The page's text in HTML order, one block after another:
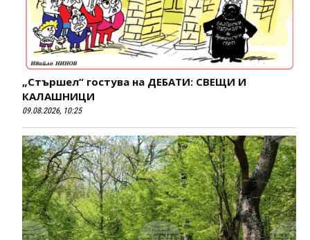
„Стършел“ гостува на ДЕБАТИ: СВЕЩИ И
КАЛАШНИЦИ
09.08.2026, 10:25